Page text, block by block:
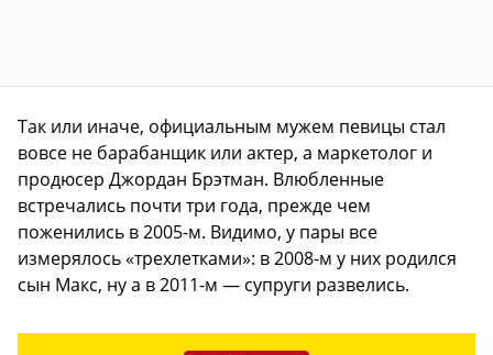
Так или иначе, официальным мужем певицы стал
вовсе не барабанщик или актер, а маркетолог и
продюсер Джордан Брэтман. Влюбленные
встречались почти три года, прежде чем
поженились в 2005-м. Видимо, у пары все
измерялось «трехлетками»: в 2008-м у них родился
сын Макс, ну а в 2011-м — супруги развелись.